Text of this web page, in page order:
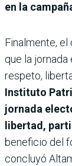
en la
Finalmente,
que la
respeto,
Instituto
jornada
libertad,
beneficio del
concluyó